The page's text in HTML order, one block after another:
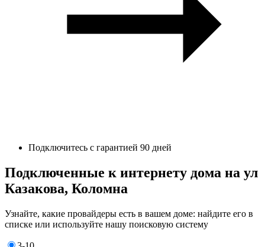
Подключитесь с гарантией 90 дней
Подключенные к интернету дома на ул
Казакова, Коломна
Узнайте, какие провайдеры есть в вашем доме: найдите его в
списке или используйте нашу поисковую систему